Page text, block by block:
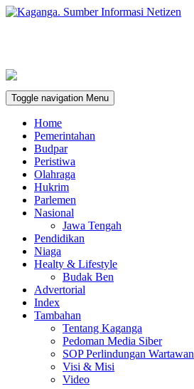
Toggle navigation Menu
Home
Pemerintahan
Budpar
Peristiwa
Olahraga
Hukrim
Parlemen
Nasional
Jawa Tengah
Pendidikan
Niaga
Healty & Lifestyle
Budak Ben
Advertorial
Index
Tambahan
Tentang Kaganga
Pedoman Media Siber
SOP Perlindungan Wartawan
Visi & Misi
Video